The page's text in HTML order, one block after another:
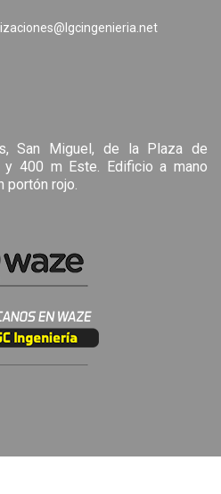
San Miguel, de la Plaza de
400 m Este. Edificio a mano
portón rojo.